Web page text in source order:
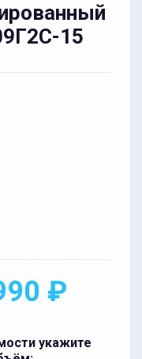
15
₽
укажите